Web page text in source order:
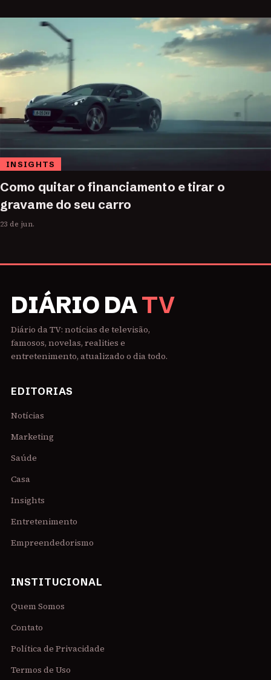
INSIGHTS
Como quitar o financiamento e tirar o
gravame do seu carro
23 de jun.
DIÁRIO DATV
Diário da TV: notícias de televisão,
famosos, novelas, realities e
entretenimento, atualizado o dia todo.
EDITORIAS
Notícias
Marketing
Saúde
Casa
Insights
Entretenimento
Empreendedorismo
INSTITUCIONAL
Quem Somos
Contato
Política de Privacidade
Termos de Uso